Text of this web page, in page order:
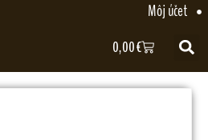
Môj účet
0,00€